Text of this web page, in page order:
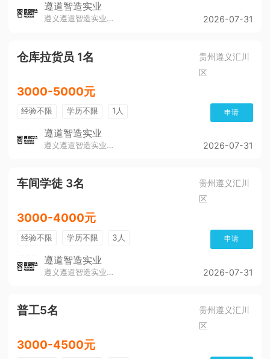
遵道智造实业
遵义遵道智造实业有限公司 2026-07-31
仓库拉货员 1名
贵州遵义汇川
区
3000-5000元
经验不限 学历不限 1人 申请
遵道智造实业
遵义遵道智造实业有限公司 2026-07-31
车间学徒 3名
贵州遵义汇川
区
3000-4000元
经验不限 学历不限 3人 申请
遵道智造实业
遵义遵道智造实业有限公司 2026-07-31
普工5名
贵州遵义汇川
区
3000-4500元